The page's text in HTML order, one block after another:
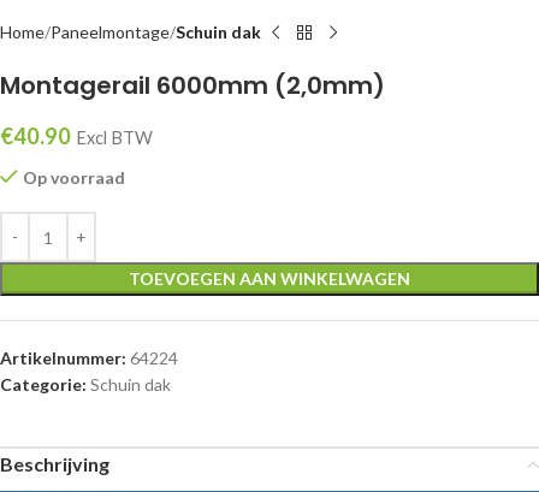
Home Paneelmontage Schuin dak
Montagerail 6000mm (2,0mm)
€40.90 Excl BTW
Op voorraad
TOEVOEGEN AAN WINKELWAGEN
Artikelnummer: 64224
Categorie: Schuin dak
Beschrijving